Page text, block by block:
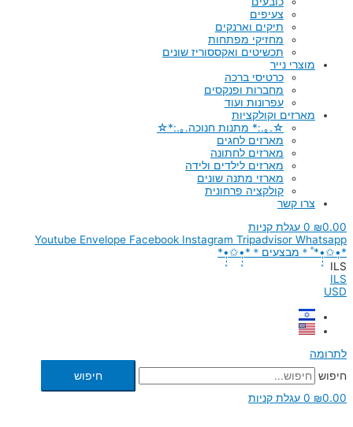
צעיפים
תיקים וארנקים
מחזיקי מפתחות
תכשיטים ואקססוריז שונים
מוצרי נייר
כרטיסי ברכה
מחברות ופנקסים
עפרונות ועוד
מארזים וקולקציות
☆.｡.:* מתנות חנוכה.｡.:*☆
מארזים לחגים
מארזים לחתונה
מארזים לילדים ולידה
מארזי מתנה שונים
קולקציה פרחונית
צרו קשר
₪0.00
0 עגלת קניות
Youtube Envelope Facebook Instagram Tripadvisor Whatsapp
*•̩̩͙✩•̩̩͙*˚＊מבצעים＊*•̩̩͙✩•̩̩͙*
ILS
ILS
USD
לתרומה
חיפוש
חיפוש
₪0.00
0 עגלת קניות